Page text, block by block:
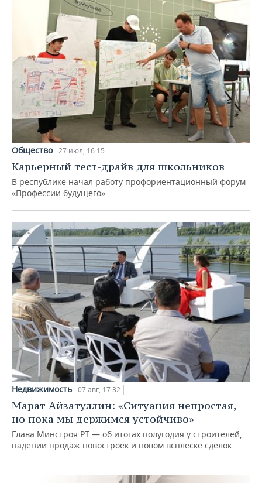
Общество 27 июл, 16:15
Карьерный тест-драйв для школьников
В республике начал работу профориентационный форум
«Профессии будущего»
Недвижимость 07 авг, 17:32
Марат Айзатуллин: «Ситуация непростая,
но пока мы держимся устойчиво»
Глава Минстроя РТ — об итогах полугодия у строителей,
падении продаж новостроек и новом всплеске сделок